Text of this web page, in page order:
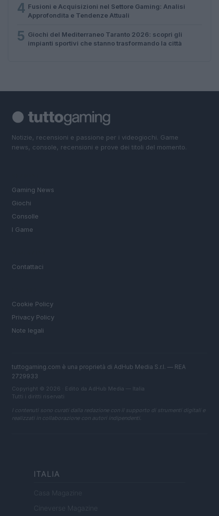
4 Fusioni e Acquisizioni nel Settore Gaming: Analisi
Approfondita e Tendenze Attuali
5 Giochi del Mediterraneo Taranto 2026: scopri gli
impianti sportivi che stanno trasformando la città
Notizie, recensioni e passione per i videogiochi. Game
news, console, recensioni e prove dei titoli del momento.
Gaming News
Giochi
Consolle
I Game
Contattaci
Cookie Policy
Privacy Policy
Note legali
tuttogaming.com è una proprietà di AdHub Media S.r.l. — REA
2729933
Copyright © 2026 · Edito da AdHub Media — Italia
Tutti i diritti riservati
I contenuti sono curati dalla redazione con il supporto di strumenti digitali e
realizzati in collaborazione con autori indipendenti.
ITALIA
Casa Magazine
Cineverse Magazine